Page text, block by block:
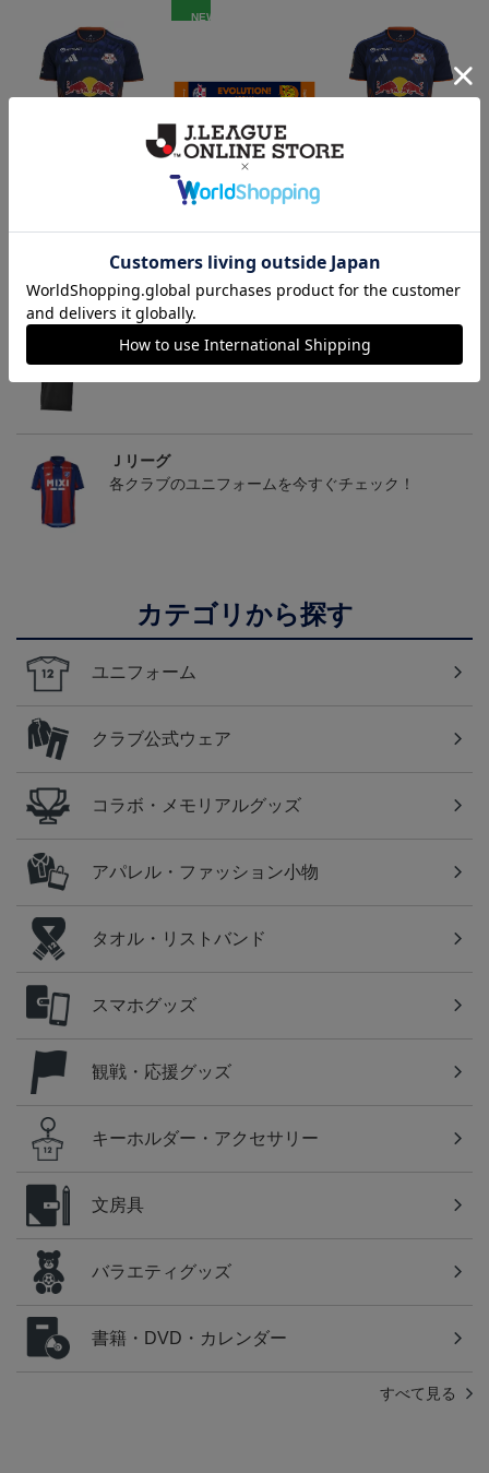
ルド1st）
会員特典
NEW
RB大宮アルディージャ
ピカチュウ タオルマフラ
2,500円
会員特典
トピックス
Ｊリーグ
多種多様なアパレルアイテムはこちら！！
Ｊリーグ
各クラブのユニフォームを今すぐチェック！
カテゴリから探す
ユニフォーム
クラブ公式ウェア
コラボ・メモリアルグッズ
アパレル・ファッション小物
タオル・リストバンド
スマホグッズ
観戦・応援グッズ
キーホルダー・アクセサリー
文房具
バラエティグッズ
書籍・DVD・カレンダー
すべて見る